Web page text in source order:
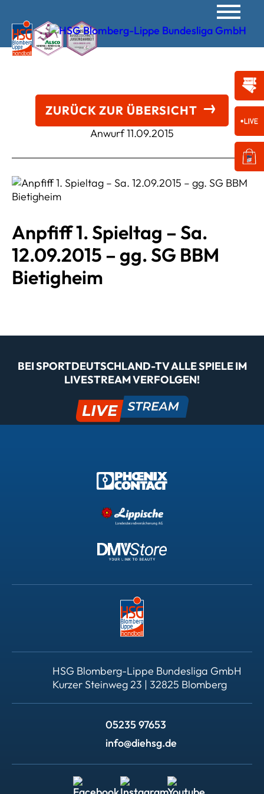
ZURÜCK ZUR ÜBERSICHT
Anwurf11.09.2015
Anpfiff 1. Spieltag – Sa.
12.09.2015 – gg. SG BBM
Bietigheim
BEI SPORTDEUTSCHLAND-TV ALLE SPIELE IM
LIVESTREAM VERFOLGEN!
HSG Blomberg-Lippe Bundesliga GmbH
Kurzer Steinweg 23 | 32825 Blomberg
05235 97653
info@diehsg.de